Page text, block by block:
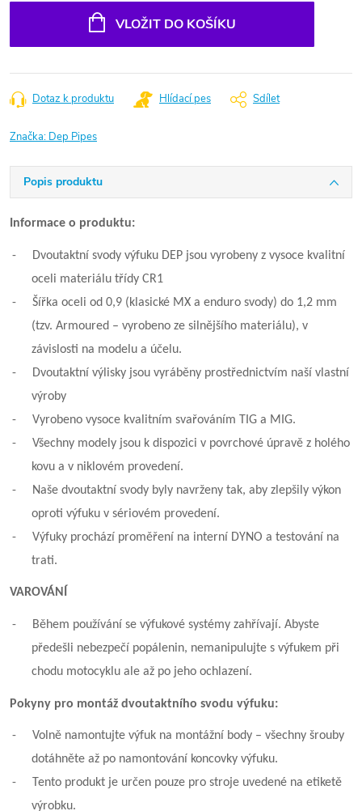
VLOŽIT DO KOŠÍKU
Dotaz k produktu Hlídací pes Sdílet
Značka: Dep Pipes
Popis produktu
Informace o produktu:
-
Dvoutaktní svody výfuku DEP jsou vyrobeny z vysoce kvalitní
oceli materiálu třídy CR1
-
Šířka oceli od 0,9 (klasické MX a enduro svody) do 1,2 mm
(tzv. Armoured – vyrobeno ze silnějšího materiálu), v
závislosti na modelu a účelu.
-
Dvoutaktní výlisky jsou vyráběny prostřednictvím naší vlastní
výroby
-
Vyrobeno vysoce kvalitním svařováním TIG a MIG.
-
Všechny modely jsou k dispozici v povrchové úpravě z holého
kovu a v niklovém provedení.
-
Naše dvoutaktní svody byly navrženy tak, aby zlepšily výkon
oproti výfuku v sériovém provedení.
-
Výfuky prochází proměření na interní DYNO a testování na
trati.
VAROVÁNÍ
-
Během používání se výfukové systémy zahřívají. Abyste
předešli nebezpečí popálenin, nemanipulujte s výfukem při
chodu motocyklu ale až po jeho ochlazení.
Pokyny pro montáž dvoutaktního svodu výfuku:
-
Volně namontujte výfuk na montážní body – všechny šrouby
dotáhněte až po namontování koncovky výfuku.
-
Tento produkt je určen pouze pro stroje uvedené na etiketě
výrobku.